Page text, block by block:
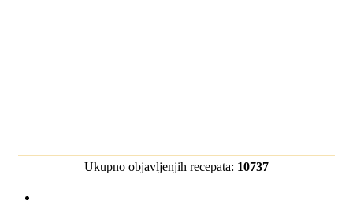
Ukupno objavljenjih recepata: 10737